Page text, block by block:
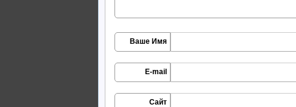
Ваше Имя
E-mail
Сайт